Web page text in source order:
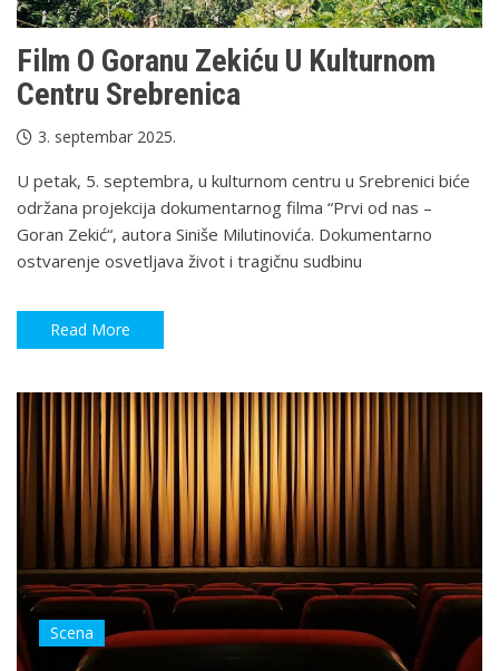
Film O Goranu Zekiću U Kulturnom
Centru Srebrenica
3. septembar 2025.
U petak, 5. septembra, u kulturnom centru u Srebrenici biće
održana projekcija dokumentarnog filma “Prvi od nas –
Goran Zekić“, autora Siniše Milutinovića. Dokumentarno
ostvarenje osvetljava život i tragičnu sudbinu
Read More
Scena